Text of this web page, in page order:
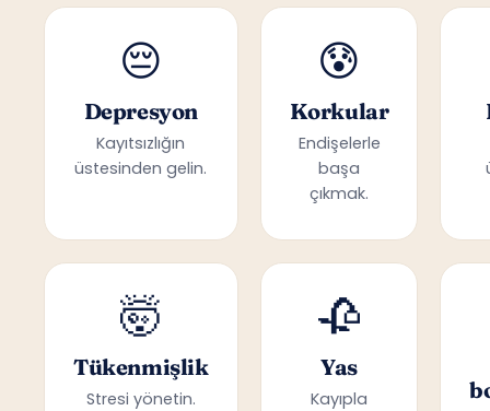
😔
Depresyon
Kayıtsızlığın
üstesinden gelin.
😰
Korkular
Endişelerle
başa
çıkmak.
🤯
Tükenmişlik
Stresi yönetin.
🥀
Yas
Kayıpla